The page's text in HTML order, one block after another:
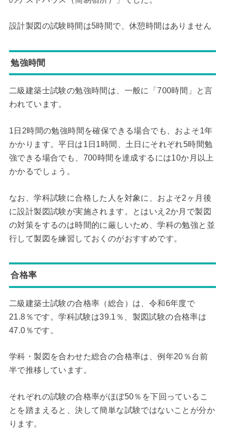
設計製図の試験時間は5時間で、休憩時間はありません
勉強時間
二級建築士試験の勉強時間は、一般に「700時間」と言
われています。
1日2時間の勉強時間を確保できる場合でも、およそ1年
かかります。平日は1日1時間、土日にそれぞれ5時間勉
強できる場合でも、700時間を達成するには10か月以上
かかるでしょう。
なお、学科試験に合格した人を対象に、およそ2ヶ月後
に設計製図試験が実施されます。とはいえ2か月で製図
の対策をするのは時間的に厳しいため、学科の勉強と並
行して製図を練習しておくのがおすすめです。
合格率
二級建築士試験の合格率（総合）は、令和6年度で
21.8％です。学科試験は39.1％、製図試験の合格率は
47.0％です。
学科・製図を合わせた総合の合格率は、例年20％台前
半で推移しています。
それぞれの試験の合格率がほぼ50％を下回っているこ
とを踏まえると、決して簡単な試験ではないことが分か
ります。